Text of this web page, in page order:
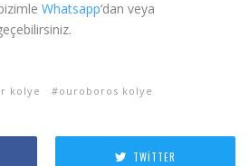
Whatsapp‘dan veya
kolye ouroboros kolye
TWITTER